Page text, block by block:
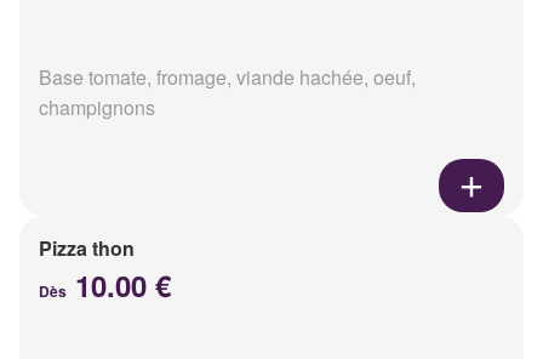
Base tomate, fromage, viande hachée, oeuf,
champignons
Pizza thon
Dès 10.00 €